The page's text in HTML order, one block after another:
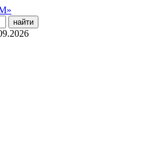
найти